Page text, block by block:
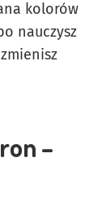
kolorów
nauczysz
–